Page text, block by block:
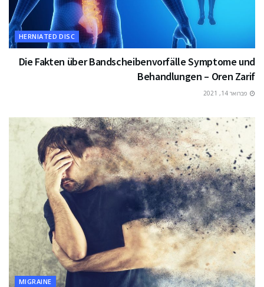
HERNIATED DISC
Die Fakten über Bandscheibenvorfälle Symptome und
Behandlungen – Oren Zarif
פברואר 14, 2021
MIGRAINE